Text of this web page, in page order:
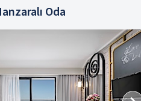
Oda